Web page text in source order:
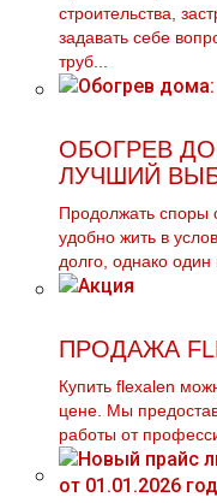
строительства,
задавать себе
труб...
ОБОГРЕВ
ЛУЧШИЙ
Продолжать споры
удобно жить в
долго, однако один
ПРОДАЖА
Купить flехalеn
цене. Мы
работы от